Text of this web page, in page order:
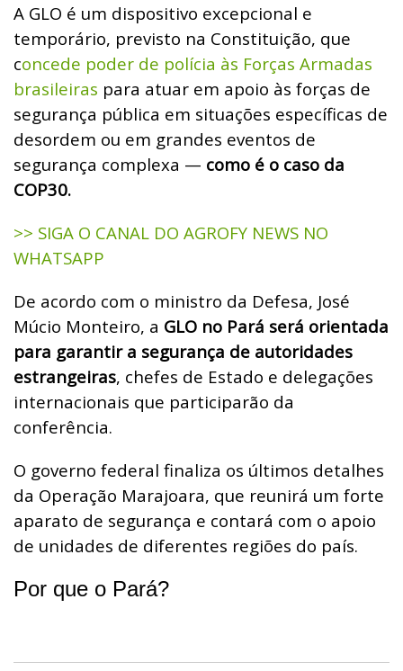
A GLO é um dispositivo excepcional e
temporário, previsto na Constituição, que
concede poder de polícia às Forças Armadas
brasileiras para atuar em apoio às forças de
segurança pública em situações específicas de
desordem ou em grandes eventos de
segurança complexa — como é o caso da
COP30.
>> SIGA O CANAL DO AGROFY NEWS NO
WHATSAPP
De acordo com o ministro da Defesa, José
Múcio Monteiro, a GLO no Pará será orientada
para garantir a segurança de autoridades
estrangeiras, chefes de Estado e delegações
internacionais que participarão da
conferência.
O governo federal finaliza os últimos detalhes
da Operação Marajoara, que reunirá um forte
aparato de segurança e contará com o apoio
de unidades de diferentes regiões do país.
Por que o Pará?